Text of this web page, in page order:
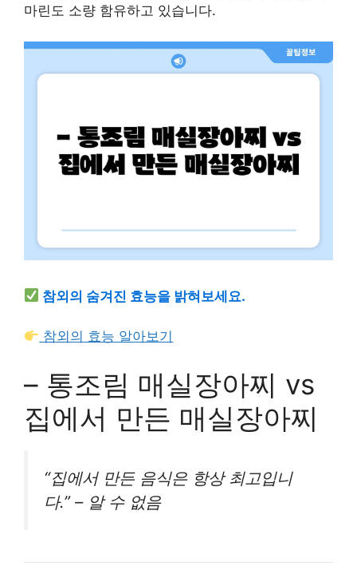
마린도 소량 함유하고 있습니다.
참외의 숨겨진 효능을 밝혀보세요.
참외의 효능 알아보기
– 통조림 매실장아찌 vs
집에서 만든 매실장아찌
“집에서 만든 음식은 항상 최고입니
다.” – 알 수 없음